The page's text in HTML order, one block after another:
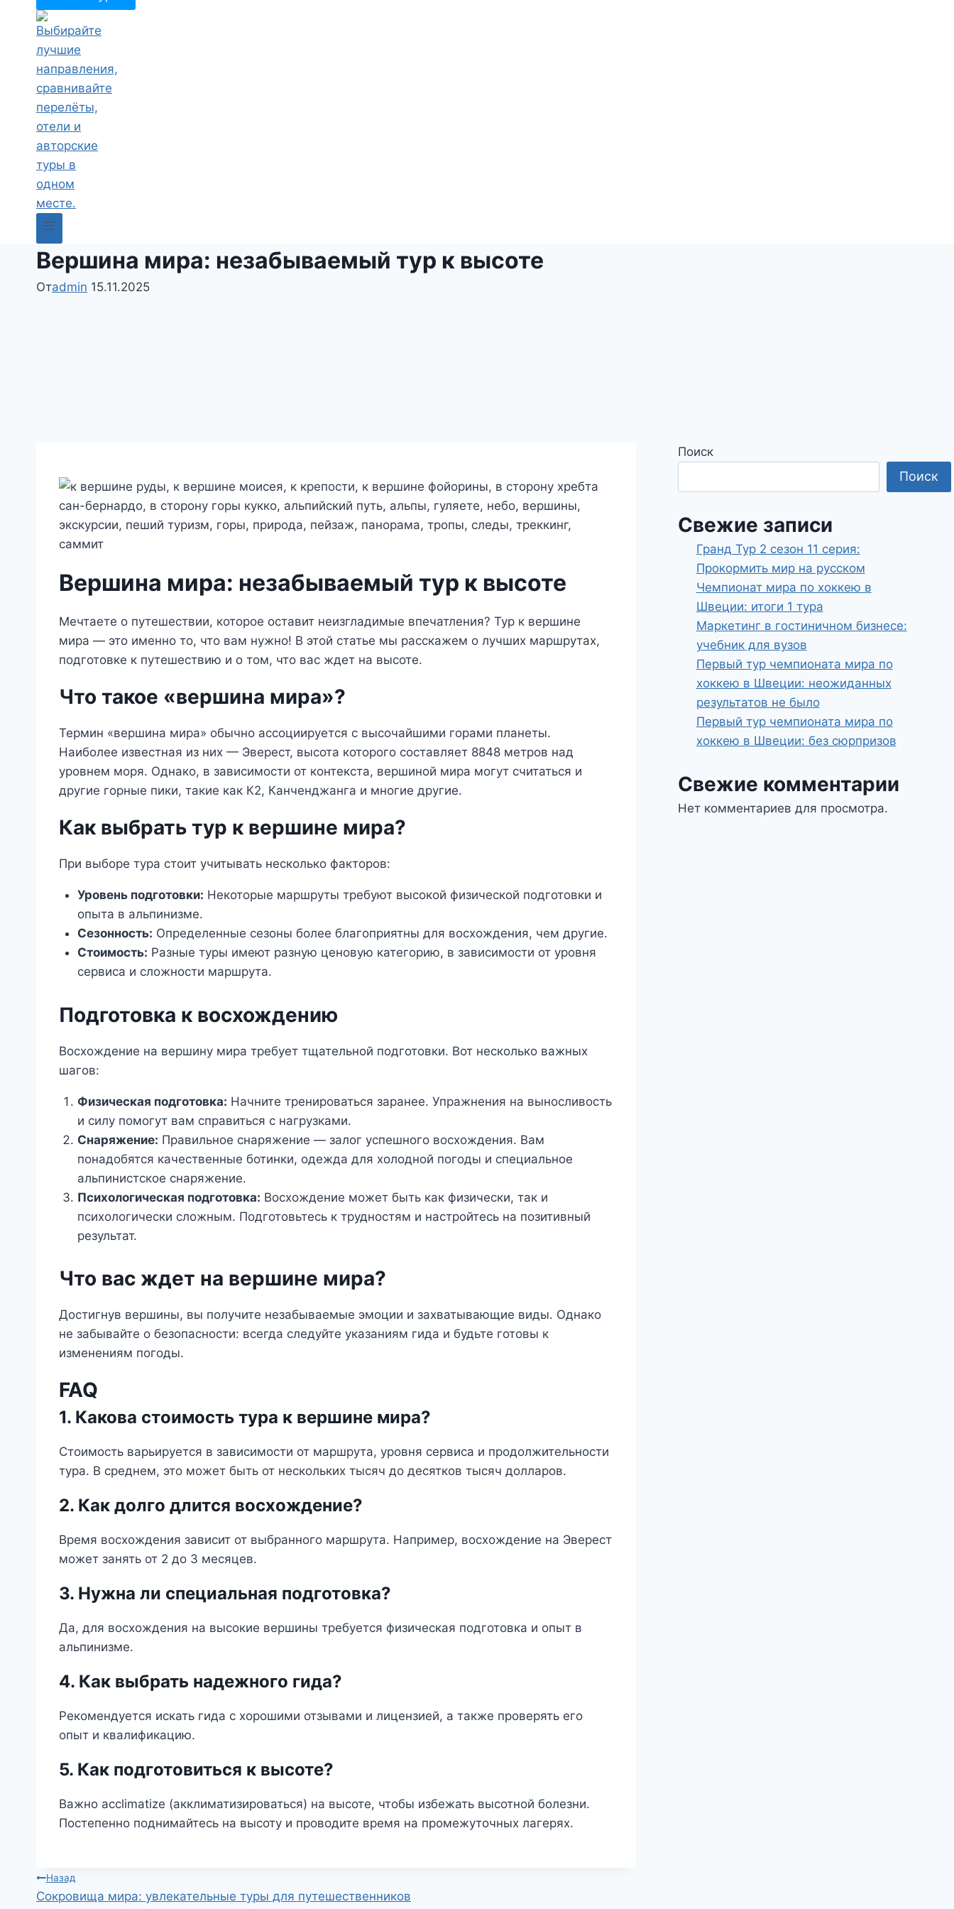
Вершина мира: незабываемый тур к высоте
Отadmin 15.11.2025
Вершина мира: незабываемый тур к высоте
Мечтаете о путешествии, которое оставит неизгладимые впечатления? Тур к вершине
мира — это именно то, что вам нужно! В этой статье мы расскажем о лучших маршрутах,
подготовке к путешествию и о том, что вас ждет на высоте.
Что такое «вершина мира»?
Термин «вершина мира» обычно ассоциируется с высочайшими горами планеты.
Наиболее известная из них — Эверест, высота которого составляет 8848 метров над
уровнем моря. Однако, в зависимости от контекста, вершиной мира могут считаться и
другие горные пики, такие как К2, Канченджанга и многие другие.
Как выбрать тур к вершине мира?
При выборе тура стоит учитывать несколько факторов:
Уровень подготовки: Некоторые маршруты требуют высокой физической подготовки и
опыта в альпинизме.
Сезонность: Определенные сезоны более благоприятны для восхождения, чем другие.
Стоимость: Разные туры имеют разную ценовую категорию, в зависимости от уровня
сервиса и сложности маршрута.
Подготовка к восхождению
Восхождение на вершину мира требует тщательной подготовки. Вот несколько важных
шагов:
Физическая подготовка: Начните тренироваться заранее. Упражнения на выносливость
и силу помогут вам справиться с нагрузками.
Снаряжение: Правильное снаряжение — залог успешного восхождения. Вам
понадобятся качественные ботинки, одежда для холодной погоды и специальное
альпинистское снаряжение.
Психологическая подготовка: Восхождение может быть как физически, так и
психологически сложным. Подготовьтесь к трудностям и настройтесь на позитивный
результат.
Что вас ждет на вершине мира?
Достигнув вершины, вы получите незабываемые эмоции и захватывающие виды. Однако
не забывайте о безопасности: всегда следуйте указаниям гида и будьте готовы к
изменениям погоды.
FAQ
1. Какова стоимость тура к вершине мира?
Стоимость варьируется в зависимости от маршрута, уровня сервиса и продолжительности
тура. В среднем, это может быть от нескольких тысяч до десятков тысяч долларов.
2. Как долго длится восхождение?
Время восхождения зависит от выбранного маршрута. Например, восхождение на Эверест
может занять от 2 до 3 месяцев.
3. Нужна ли специальная подготовка?
Да, для восхождения на высокие вершины требуется физическая подготовка и опыт в
альпинизме.
4. Как выбрать надежного гида?
Рекомендуется искать гида с хорошими отзывами и лицензией, а также проверять его
опыт и квалификацию.
5. Как подготовиться к высоте?
Важно acclimatize (акклиматизироваться) на высоте, чтобы избежать высотной болезни.
Постепенно поднимайтесь на высоту и проводите время на промежуточных лагерях.
Навигация
Назад
Сокровища мира: увлекательные туры для путешественников
Поиск
Поиск
Свежие записи
Гранд Тур 2 сезон 11 серия:
Прокормить мир на русском
Чемпионат мира по хоккею в
Швеции: итоги 1 тура
Маркетинг в гостиничном бизнесе:
учебник для вузов
Первый тур чемпионата мира по
хоккею в Швеции: неожиданных
результатов не было
Первый тур чемпионата мира по
хоккею в Швеции: без сюрпризов
Свежие комментарии
Нет комментариев для просмотра.